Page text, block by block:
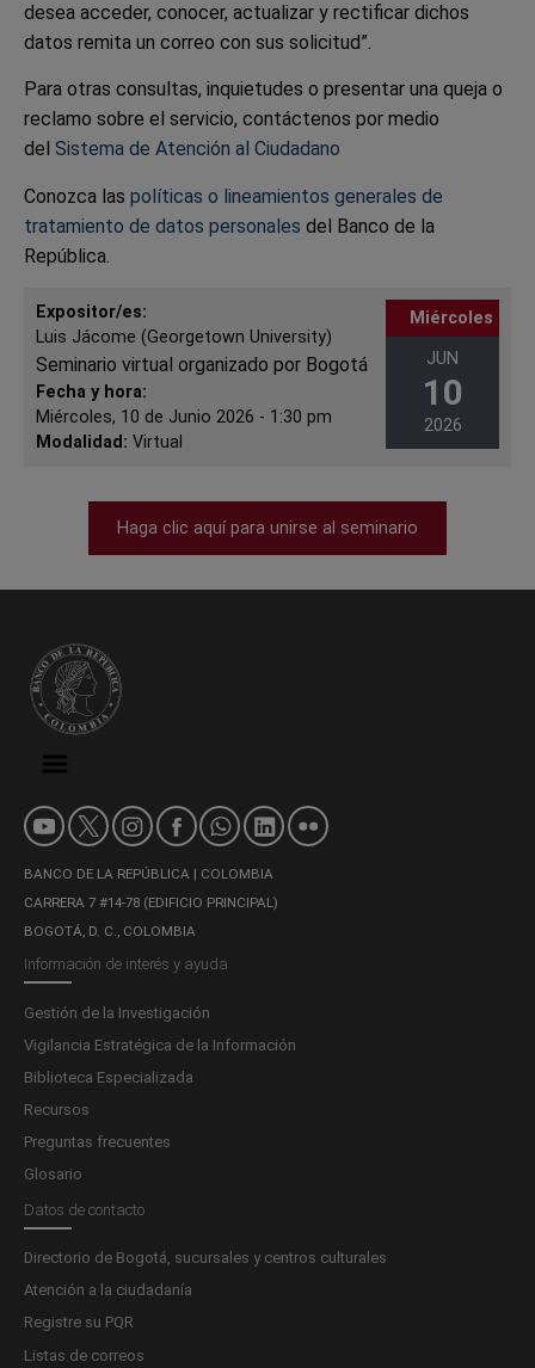
desea acceder, conocer, actualizar y rectificar dichos
datos remita un correo con sus solicitud”.
Para otras consultas, inquietudes o presentar una queja o
reclamo sobre el servicio, contáctenos por medio
del Sistema de Atención al Ciudadano
Conozca las políticas o lineamientos generales de
tratamiento de datos personales del Banco de la
República.
Miércoles
JUN
10
2026
Expositor/es:
Luis Jácome (Georgetown University)
Seminario virtual organizado por Bogotá
Fecha y hora:
Miércoles, 10 de Junio 2026 - 1:30 pm
Modalidad: Virtual
Haga clic aquí para unirse al seminario
BANCO DE LA REPÚBLICA | COLOMBIA
CARRERA 7 #14-78 (EDIFICIO PRINCIPAL)
BOGOTÁ, D. C., COLOMBIA
Información de interés y ayuda
Gestión de la Investigación
Vigilancia Estratégica de la Información
Biblioteca Especializada
Recursos
Preguntas frecuentes
Glosario
Datos de contacto
Directorio de Bogotá, sucursales y centros culturales
Atención a la ciudadanía
Registre su PQR
Listas de correos